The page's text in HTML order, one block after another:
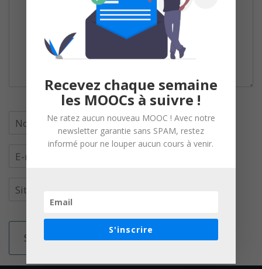
Recevez chaque semaine
les MOOCs à suivre !
Ne ratez aucun nouveau MOOC ! Avec notre
newsletter garantie sans SPAM, restez
informé pour ne louper aucun cours à venir.
S'inscrire